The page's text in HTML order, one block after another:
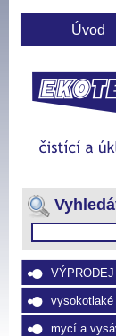
(Přejít
navigaci)
VÝPRODEJ
mycí a
Úvod